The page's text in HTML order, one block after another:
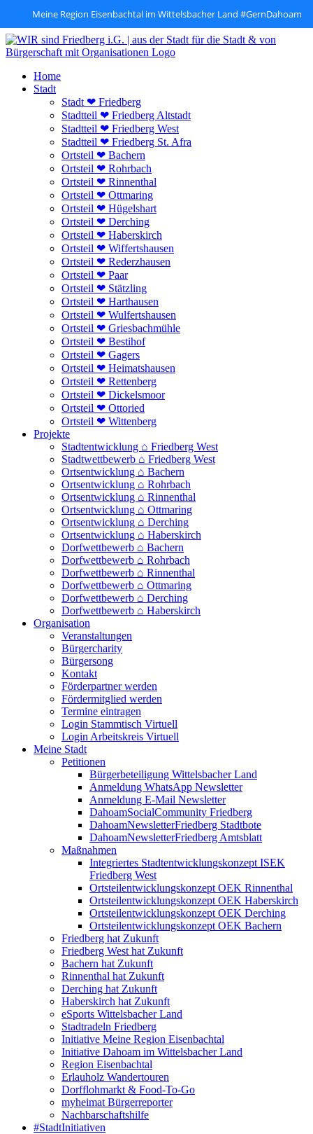
Meine Region Eisenbachtal im Wittelsbacher Land #GernDahoam
Zum
Inhalt
Home
Stadt
Stadt ❤ Friedberg
Stadtteil ❤ Friedberg Altstadt
Stadtteil ❤ Friedberg West
Stadtteil ❤ Friedberg St. Afra
Ortsteil ❤ Bachern
Ortsteil ❤ Rohrbach
Ortsteil ❤ Rinnenthal
Ortsteil ❤ Ottmaring
Ortsteil ❤ Hügelshart
Ortsteil ❤ Derching
Ortsteil ❤ Haberskirch
Ortsteil ❤ Wiffertshausen
Ortsteil ❤ Rederzhausen
Ortsteil ❤ Paar
Ortsteil ❤ Stätzling
Ortsteil ❤ Harthausen
Ortsteil ❤ Wulfertshausen
Ortsteil ❤ Griesbachmühle
Ortsteil ❤ Bestihof
Ortsteil ❤ Gagers
Ortsteil ❤ Heimatshausen
Ortsteil ❤ Rettenberg
Ortsteil ❤ Dickelsmoor
Ortsteil ❤ Ottoried
Ortsteil ❤ Wittenberg
Projekte
Stadtentwicklung ⌂ Friedberg West
Stadtwettbewerb ⌂ Friedberg West
Ortsentwicklung ⌂ Bachern
Ortsentwicklung ⌂ Rohrbach
Ortsentwicklung ⌂ Rinnenthal
Ortsentwicklung ⌂ Ottmaring
Ortsentwicklung ⌂ Derching
Ortsentwicklung ⌂ Haberskirch
Dorfwettbewerb ⌂ Bachern
Dorfwettbewerb ⌂ Rohrbach
Dorfwettbewerb ⌂ Rinnenthal
Dorfwettbewerb ⌂ Ottmaring
Dorfwettbewerb ⌂ Derching
Dorfwettbewerb ⌂ Haberskirch
Organisation
Veranstaltungen
Bürgercharity
Bürgersong
Kontakt
Förderpartner werden
Fördermitglied werden
Termine eintragen
Login Stammtisch Virtuell
Login Arbeitskreis Virtuell
Meine Stadt
Petitionen
Bürgerbeteiligung Wittelsbacher Land
Anmeldung WhatsApp Newsletter
Anmeldung E-Mail Newsletter
DahoamSocialCommunity Friedberg
DahoamNewsletterFriedberg Stadtbote
DahoamNewsletterFriedberg Amtsblatt
Maßnahmen
Integriertes Stadtentwicklungskonzept ISEK
Friedberg West
Ortsteilentwicklungskonzept OEK Rinnenthal
Ortsteilentwicklungskonzept OEK Haberskirch
Ortsteilentwicklungskonzept OEK Derching
Ortsteilentwicklungskonzept OEK Bachern
Friedberg hat Zukunft
Friedberg West hat Zukunft
Bachern hat Zukunft
Rinnenthal hat Zukunft
Derching hat Zukunft
Haberskirch hat Zukunft
eSports Wittelsbacher Land
Stadtradeln Friedberg
Initiative Meine Region Eisenbachtal
Initiative Dahoam im Wittelsbacher Land
Region Eisenbachtal
Erlauholz Wandertouren
Dorfflohmarkt & Food-To-Go
myheimat Bürgerreporter
Nachbarschaftshilfe
#StadtInitiativen